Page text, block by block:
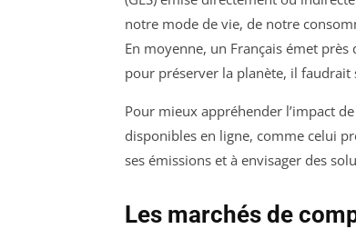
notre mode de vie, de notre
En moyenne, un Français émet près
pour préserver la planète, il
Pour mieux appréhender l’impact
disponibles en ligne, comme celui
ses émissions et à envisager des
Les marchés de